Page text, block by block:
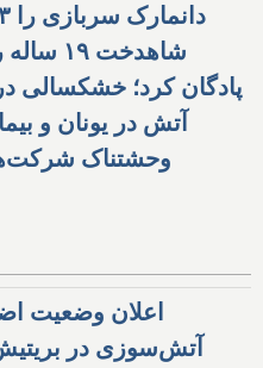
شاهدخت
پادگان کرد؛ خشکسالی
آتش در یونان و
وحشتناک
اعلان وضعیت
آتش‌سوزی در